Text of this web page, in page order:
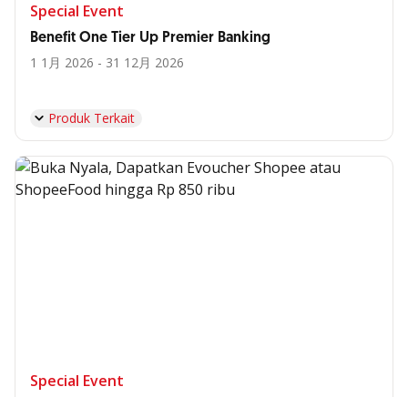
Special Event
Benefit One Tier Up Premier Banking
1 1月 2026 - 31 12月 2026
Produk Terkait
Special Event